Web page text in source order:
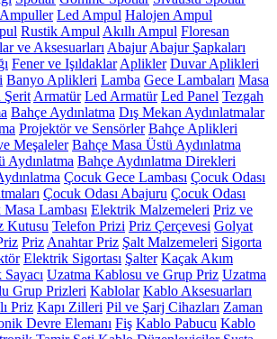
Ampuller Led Ampul Halojen Ampul
Rustik Ampul Akıllı Ampul Floresan
ve Aksesuarları Abajur Abajur Şapkaları
Fener ve Işıldaklar Aplikler Duvar Aplikleri
Banyo Aplikleri Lamba Gece Lambaları Masa
Şerit Armatür Led Armatür Led Panel Tezgah
Bahçe Aydınlatma Dış Mekan Aydınlatmalar
Projektör ve Sensörler Bahçe Aplikleri
Meşaleler Bahçe Masa Üstü Aydınlatma
Aydınlatma Bahçe Aydınlatma Direkleri
Çocuk Gece Lambası Çocuk Odası
Çocuk Odası Abajuru Çocuk Odası
Lambası Elektrik Malzemeleri Priz ve
Kutusu Telefon Prizi Priz Çerçevesi Golyat
Priz Anahtar Priz Şalt Malzemeleri Sigorta
Elektrik Sigortası Şalter Kaçak Akım
Uzatma Kablosu ve Grup Priz Uzatma
Grup Prizleri Kablolar Kablo Aksesuarları
Priz Kapı Zilleri Pil ve Şarj Cihazları Zaman
Devre Elemanı Fiş Kablo Pabucu Kablo